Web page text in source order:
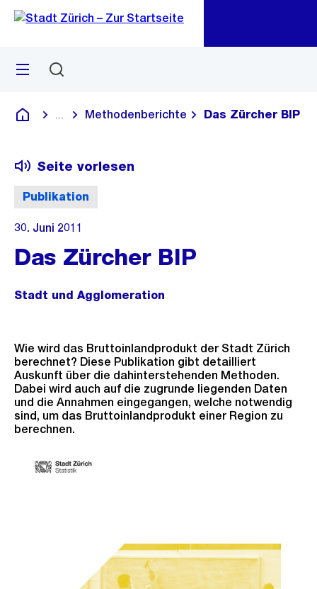
Navigation
Sprunglink
Menü
Deutsch
Blende alle Breadcrumbs ein
Methodenberichte Das Zürcher BIP
Publikation
Seite vorlesen
30. Juni 2011
Das Zürcher BIP
Stadt und Agglomeration
Wie wird das Bruttoinlandprodukt der Stadt Zürich
berechnet? Diese Publikation gibt detailliert
Auskunft über die dahinterstehenden Methoden.
Dabei wird auch auf die zugrunde liegenden Daten
und die Annahmen eingegangen, welche notwendig
sind, um das Bruttoinlandprodukt einer Region zu
berechnen.